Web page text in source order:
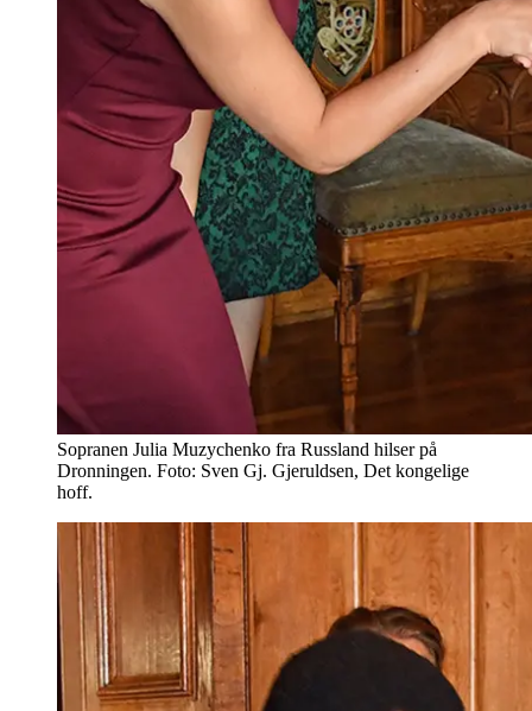
Sopranen Julia Muzychenko fra Russland hilser på
Dronningen. Foto: Sven Gj. Gjeruldsen, Det kongelige
hoff.